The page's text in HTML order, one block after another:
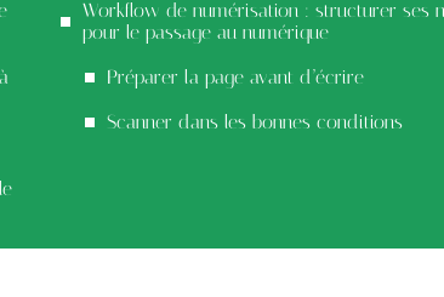
Workflow de numérisation : structurer ses
pour le passage au numérique
Préparer la page avant d’écrire
Scanner dans les bonnes conditions